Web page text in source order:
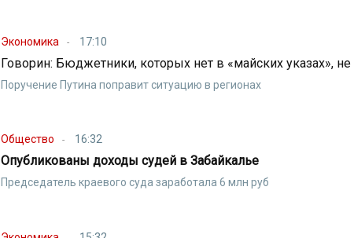
Экономика 17:10
Говорин: Бюджетники, которых нет в «майских указах»,
Поручение Путина поправит ситуацию в регионах
Общество 16:32
Опубликованы доходы судей в Забайкалье
Председатель краевого суда заработала 6 млн руб